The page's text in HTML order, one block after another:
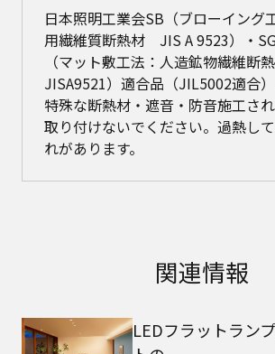
日本照明工業会SB（ブローイング
用繊維質断熱材 JIS A 9523）・
（マット敷工法：人造鉱物繊維断
JISA9521）適合品（JIL5002適合
特殊な断熱材・遮音・防音施工さ
取り付けないでください。過熱し
れがあります。
関連情報
LEDフラットラン